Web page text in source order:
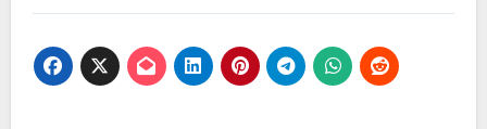
Valencia
Alicante